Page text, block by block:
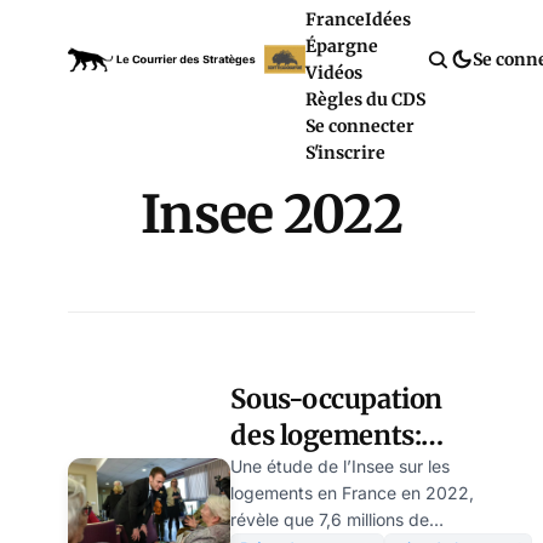
FranceIdées
Épargne
Vidéos
Règles du CDS
Se connecter
S'inscrire
Se
Insee 2022
Sous-occupation
des logements:
l’État veut-il forcer
les retraités à
Une étude de l’Insee sur les
logements en France en 2022,
révèle que 7,6 millions de